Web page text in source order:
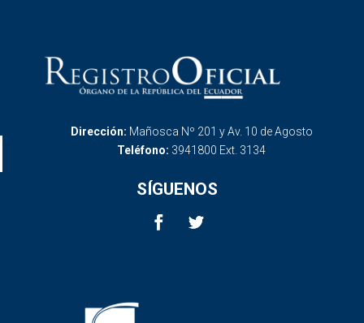
Dirección: Mañosca Nº 201 y Av. 10 de Agosto
Teléfono: 3941800 Ext. 3134
SÍGUENOS